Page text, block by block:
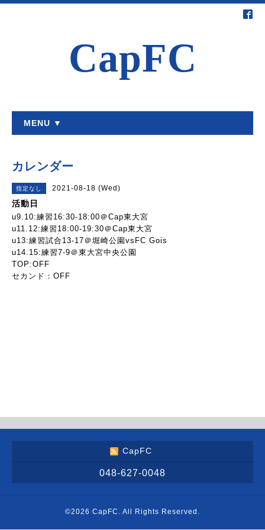
CapFC
MENU ▼
カレンダー
指定なし 2021-08-18 (Wed)
活動日
u9.10:練習16:30-18:00＠Cap東大宮
u11.12:練習18:00-19:30＠Cap東大宮
u13:練習試合13-17＠堀崎公園vsFC Gois
u14.15:練習7-9＠東大宮中央公園
TOP:OFF
セカンド：OFF
CapFC
048-627-0048
©2026 CapFC . All Rights Reserved.